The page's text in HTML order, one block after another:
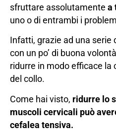
sfruttare assolutamente a
uno o di entrambi i
Infatti, grazie ad una
con un po’ di buona
ridurre in modo efficace
del collo.
Come hai visto, ridurre lo
muscoli cervicali può
cefalea tensiva.